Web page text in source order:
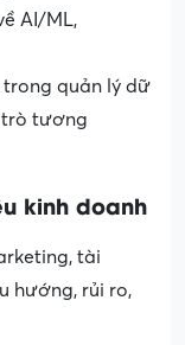
AI/ML,
trong quản lý dữ
trò tương
kinh doanh
tài
hướng, rủi ro,